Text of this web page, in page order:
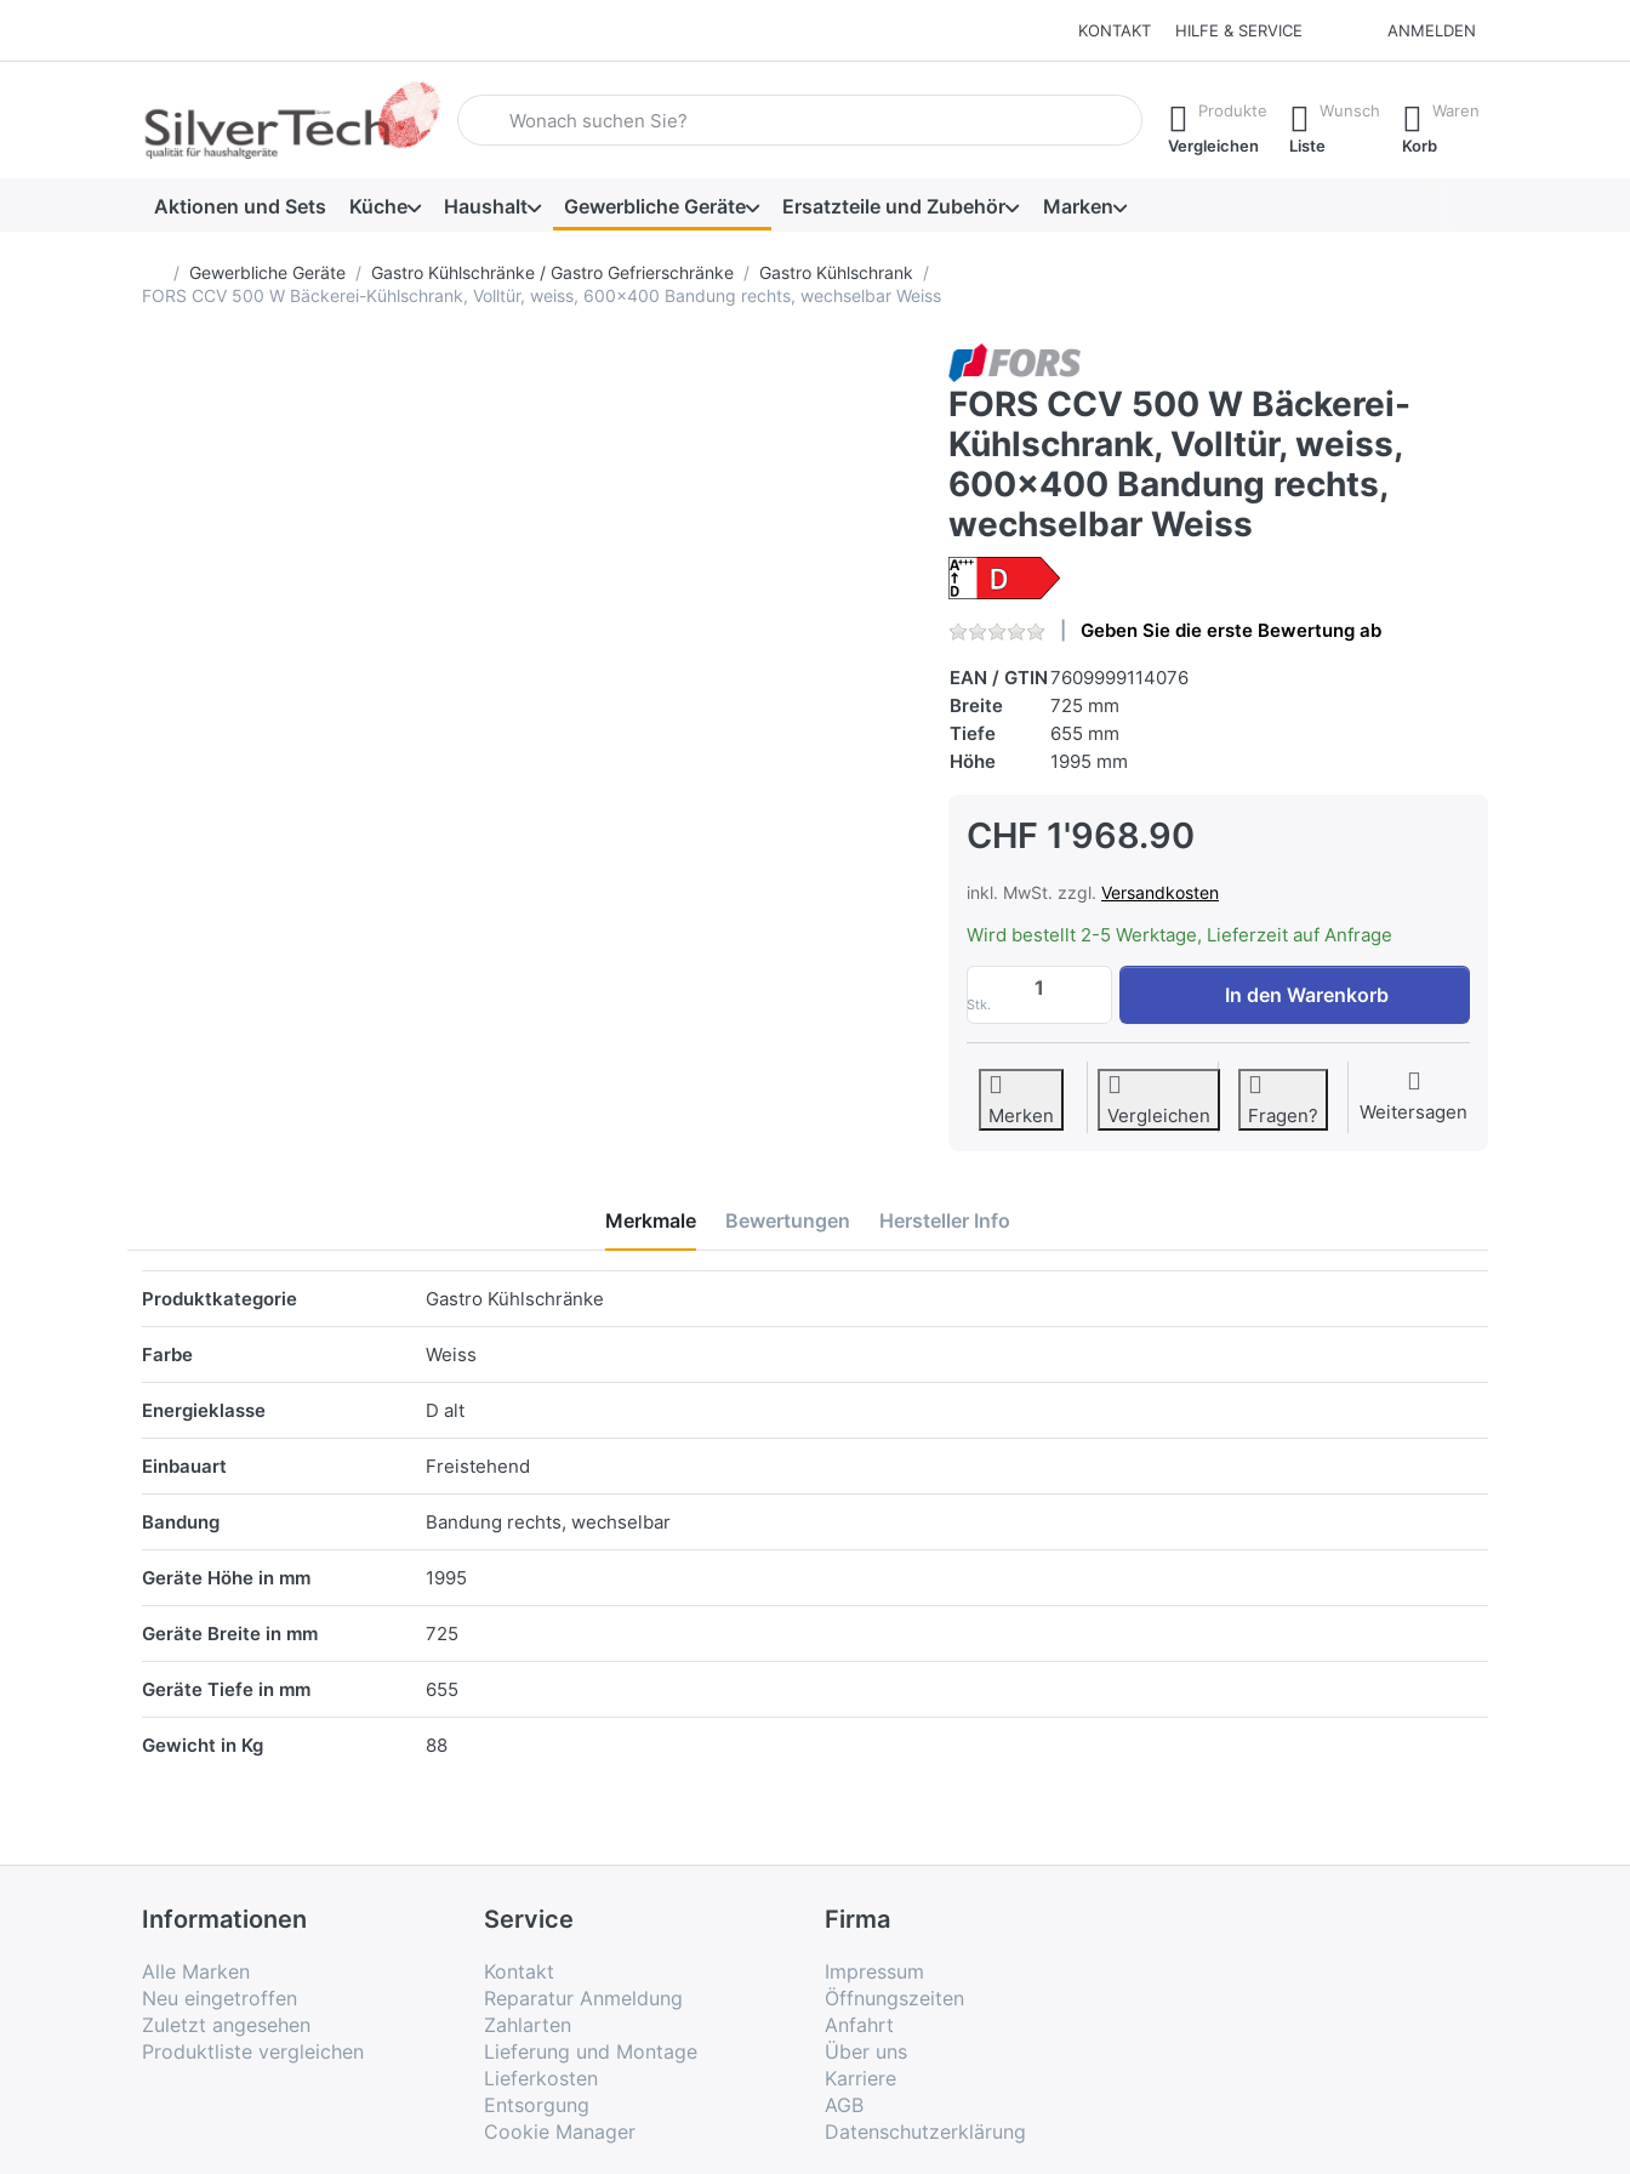
KONTAKT HILFE & SERVICE ANMELDEN
Geben Sie einen Suchbegriff ein. Während Sie tippen, erscheinen automatisch erste Ergebnisse. Drücken Sie die Eingabetaste, um alle
Produkte
Vergleichen
Wunsch
Liste
Waren
Korb
Aktionen und Sets Küche Haushalt Gewerbliche Geräte Ersatzteile und Zubehör Marken
Startseite
Gewerbliche Geräte Gastro Kühlschränke / Gastro Gefrierschränke
Gastro Kühlschrank
FORS CCV 500 W Bäckerei-Kühlschrank, Volltür, weiss, 600x400 Bandung rechts, wechselbar Weiss
FORS CCV 500 W Bäckerei-
Kühlschrank, Volltür, weiss,
600x400 Bandung rechts,
wechselbar Weiss
Geben Sie die erste Bewertung ab
EAN / GTIN7609999114076
Breite
725 mm
Tiefe
655 mm
Höhe
1995 mm
CHF 1'968.90
inkl. MwSt. zzgl. Versandkosten
Wird bestellt 2-5 Werktage, Lieferzeit auf Anfrage
Stk.
FORS CCV 500 W Bäckerei-Kühlschrank, Volltür, weiss,
In den Warenkorb
Merken Vergleichen Fragen? Weitersagen
Merkmale Bewertungen Hersteller Info
Produktkategorie Gastro Kühlschränke
Farbe Weiss
Energieklasse D alt
Einbauart Freistehend
Bandung Bandung rechts, wechselbar
Geräte Höhe in mm 1995
Geräte Breite in mm 725
Geräte Tiefe in mm 655
Gewicht in Kg 88
Informationen
Alle Marken
Neu eingetroffen
Zuletzt angesehen
Produktliste vergleichen
Service
Kontakt
Reparatur Anmeldung
Zahlarten
Lieferung und Montage
Lieferkosten
Entsorgung
Cookie Manager
Firma
Impressum
Öffnungszeiten
Anfahrt
Über uns
Karriere
AGB
Datenschutzerklärung